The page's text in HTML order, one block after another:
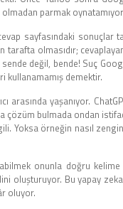
parmak
sayfasındaki sonuçlar
olmasıdır;
değil, bende! Suç
kullanamamış demektir.
arasında yaşanıyor.
bulmada ondan
Yoksa örneğin nasıl
onunla doğru
oluşturuyor. Bu yapay
oluyor.